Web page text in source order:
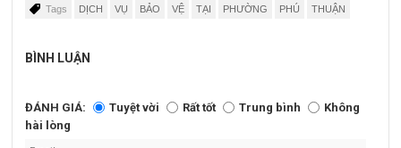
Tags DỊCH VỤ BẢO VỆ TẠI PHƯỜNG PHÚ THUẬN
BÌNH LUẬN
ĐÁNH GIÁ: Tuyệt vời Rất tốt Trung bình
Không
hài lòng